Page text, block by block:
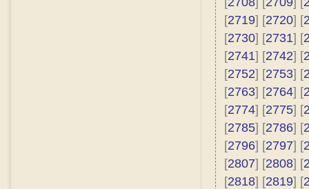
[2719] [2720] [
[2730] [2731] [
[2741] [2742] [
[2752] [2753] [
[2763] [2764] [
[2774] [2775] [
[2785] [2786] [
[2796] [2797] [
[2807] [2808] [
[2818] [2819] [